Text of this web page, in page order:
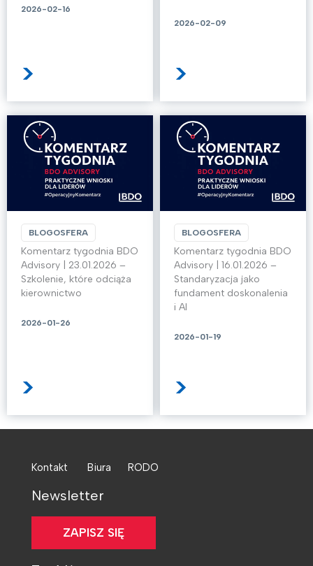
2026-02-16
>
2026-02-09
>
BLOGOSFERA
Komentarz tygodnia BDO
Advisory | 23.01.2026 –
Szkolenie, które odciąża
kierownictwo
2026-01-26
>
BLOGOSFERA
Komentarz tygodnia BDO
Advisory | 16.01.2026 –
Standaryzacja jako
fundament doskonalenia
i AI
2026-01-19
>
Kontakt Biura RODO
Newsletter
ZAPISZ SIĘ